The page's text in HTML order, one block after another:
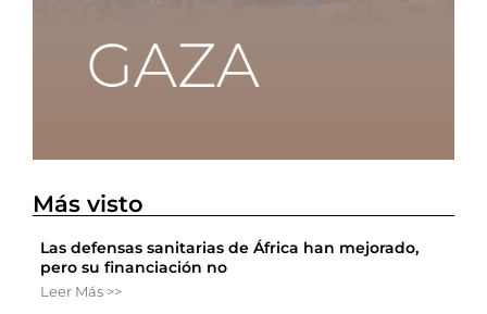
Más visto
Las defensas sanitarias de África han mejorado,
pero su financiación no
Leer Más >>